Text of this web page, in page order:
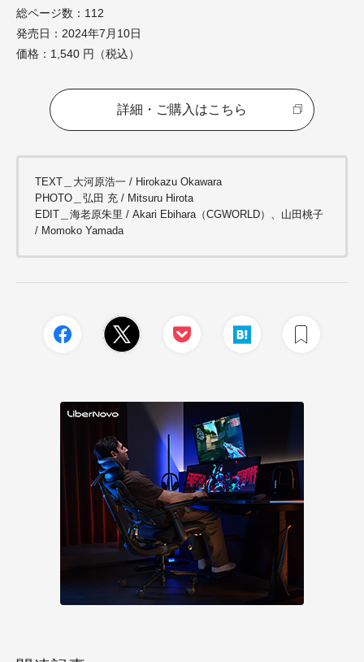
総ページ数：112
発売日：2024年7月10日
価格：1,540 円（税込）
詳細・ご購入はこちら
TEXT＿大河原浩一 / Hirokazu Okawara
PHOTO＿弘田 充 / Mitsuru Hirota
EDIT＿海老原朱里 / Akari Ebihara（CGWORLD）、山田桃子
/ Momoko Yamada